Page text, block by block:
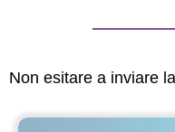
Non esitare a inviare